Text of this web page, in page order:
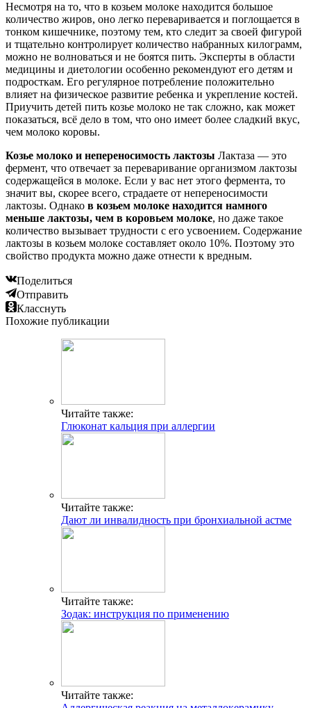
Несмотря на то, что в козьем молоке находится большое
количество жиров, оно легко переваривается и поглощается в
тонком кишечнике, поэтому тем, кто следит за своей фигурой
и тщательно контролирует количество набранных килограмм,
можно не волноваться и не боятся пить. Эксперты в области
медицины и диетологии особенно рекомендуют его детям и
подросткам. Его регулярное потребление положительно
влияет на физическое развитие ребенка и укрепление костей.
Приучить детей пить козье молоко не так сложно, как может
показаться, всё дело в том, что оно имеет более сладкий вкус,
чем молоко коровы.
Козье молоко и непереносимость лактозы Лактаза — это
фермент, что отвечает за переваривание организмом лактозы
содержащейся в молоке. Если у вас нет этого фермента, то
значит вы, скорее всего, страдаете от непереносимости
лактозы. Однако в козьем молоке находится намного
меньше лактозы, чем в коровьем молоке, но даже такое
количество вызывает трудности с его усвоением. Содержание
лактозы в козьем молоке составляет около 10%. Поэтому это
свойство продукта можно даже отнести к вредным.
Поделиться
Отправить
Класснуть
Похожие публикации
Читайте также:
Глюконат кальция при аллергии
Читайте также:
Дают ли инвалидность при бронхиальной астме
Читайте также:
Зодак: инструкция по применению
Читайте также: